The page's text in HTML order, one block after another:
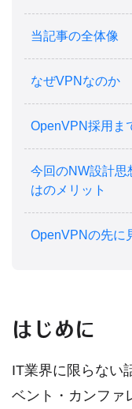
当記事の全体像
なぜVPNなのか
OpenVPN採用ま
今回のNW設計思
はのメリット
OpenVPNの先に
はじめに
IT業界に限らない
ベント・カンファ